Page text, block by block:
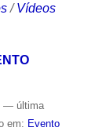
/Vídeos
— última
em: Evento